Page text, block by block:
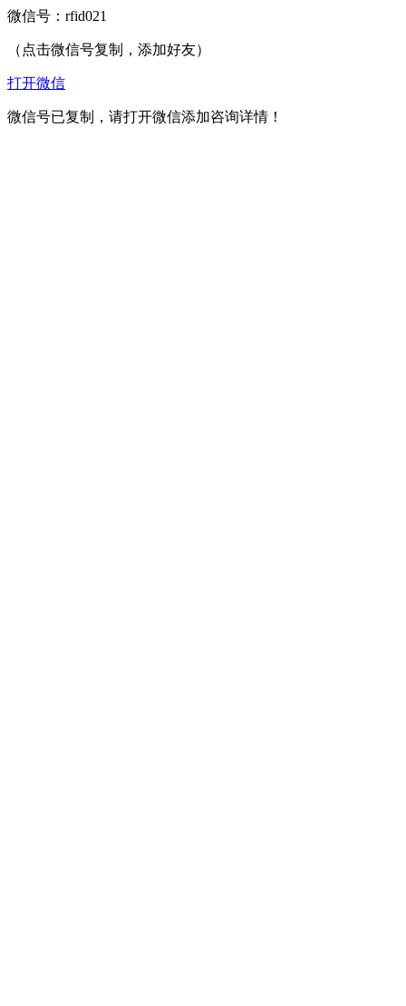
微信号： rfid021
（点击微信号复制，添加好友）
打开微信
微信号已复制，请打开微信添加咨询详情！